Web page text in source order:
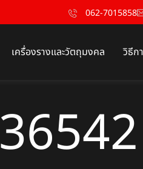
062-7015858
เครื่องรางและวัตถุมงคล วิธีก
36542